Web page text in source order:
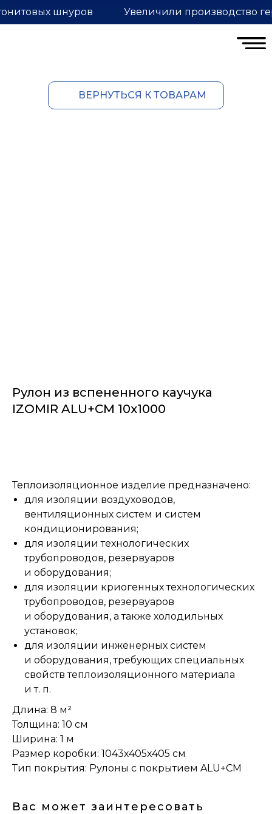
Увеличили производство
шнуров
ВЕРНУТЬСЯ К ТОВАРАМ
Рулон из вспененного каучука
IZOMIR ALU+CM 10x1000
Теплоизоляционное изделие предназначено:
для изоляции воздуховодов,
вентиляционных систем и систем
кондиционирования;
для изоляции технологических
трубопроводов, резервуаров
и оборудования;
для изоляции криогенных технологических
трубопроводов, резервуаров
и оборудования, а также холодильных
установок;
для изоляции инженерных систем
и оборудования, требующих специальных
свойств теплоизоляционного материала
и т. п.
Длина: 8 м²
Толщина: 10 см
Ширина: 1 м
Размер коробки: 1043х405х405 см
Тип покрытия: Рулоны с покрытием ALU+CM
Вас может заинтересовать